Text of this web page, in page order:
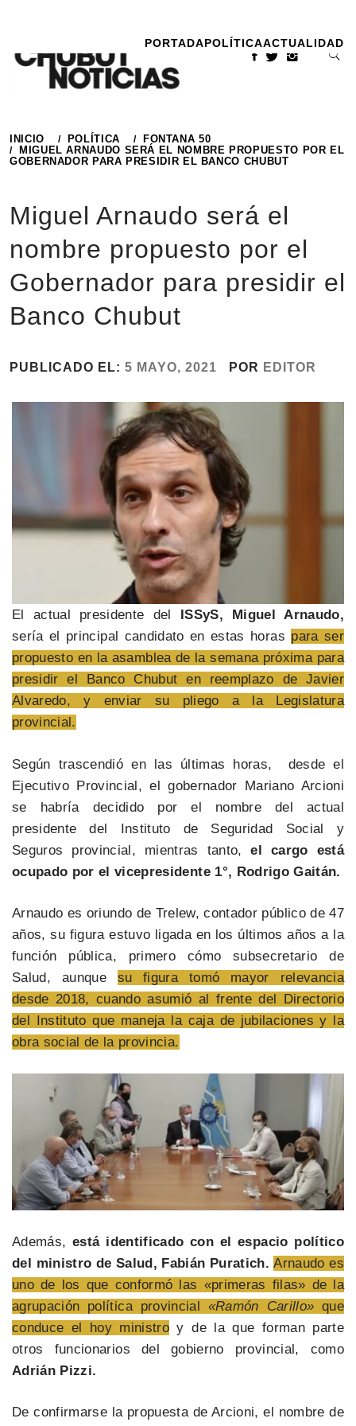
contenido
PORTADAPOLÍTICAACTUALIDAD
INICIO POLÍTICA
FONTANA 50
MIGUEL ARNAUDO SERÁ EL NOMBRE PROPUESTO POR EL
GOBERNADOR PARA PRESIDIR EL BANCO CHUBUT
Miguel Arnaudo será el
nombre propuesto por el
Gobernador para presidir el
Banco Chubut
PUBLICADO EL: 5 MAYO, 2021 POR EDITOR
El actual presidente del
ISSyS, Miguel Arnaudo,
sería el principal candidato en estas horas para ser
propuesto en la asamblea de la semana próxima para
presidir el Banco Chubut en reemplazo de Javier
Alvaredo, y enviar su pliego a la Legislatura
provincial.
Según trascendió en las últimas horas, desde el
Ejecutivo Provincial, el gobernador Mariano Arcioni
se habría decidido por el nombre del actual
presidente del Instituto de Seguridad Social y
Seguros provincial, mientras tanto,el cargo está
ocupado por el vicepresidente 1°, Rodrigo Gaitán.
Arnaudo es oriundo de Trelew, contador público de 47
años, su figura estuvo ligada en los últimos años a la
función pública, primero cómo subsecretario de
Salud, aunque su figura tomó mayor relevancia
desde 2018, cuando asumió al frente del Directorio
del Instituto que maneja la caja de jubilaciones y la
obra social de la provincia.
Además,está identificado con el espacio político
del ministro de Salud, Fabián Puratich.Arnaudo es
uno de los que conformó las «primeras filas» de la
agrupación política provincial «Ramón Carillo» que
conduce el hoy ministro y de la que forman parte
otros funcionarios del gobierno provincial, como
Adrián Pizzi.
De confirmarse la propuesta de Arcioni, el nombre de